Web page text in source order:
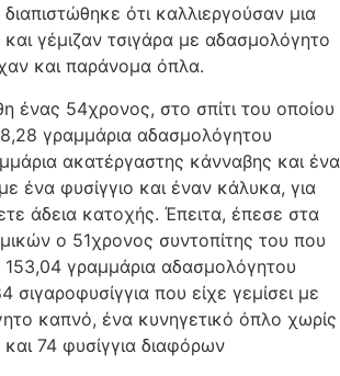
ότι καλλιεργούσαν μια
και γέμιζαν τσιγάρα με αδασμολόγητο
και παράνομα όπλα.
ένας 54χρονος, στο σπίτι του οποίου
γραμμάρια αδασμολόγητου
ακατέργαστης κάνναβης και ένα
ένα φυσίγγιο και έναν κάλυκα, για
άδεια κατοχής. Έπειτα, έπεσε στα
ο 51χρονος συντοπίτης του που
153,04 γραμμάρια αδασμολόγητου
σιγαροφυσίγγια που είχε γεμίσει με
καπνό, ένα κυνηγετικό όπλο χωρίς
και 74 φυσίγγια διαφόρων